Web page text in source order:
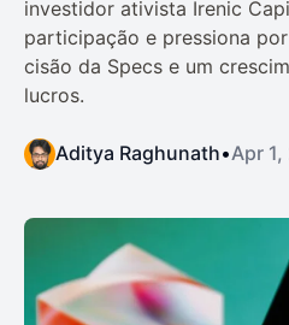
investidor ativista Irenic
participação e pressiona
cisão da Specs e um
lucros.
Aditya Raghunath•Apr